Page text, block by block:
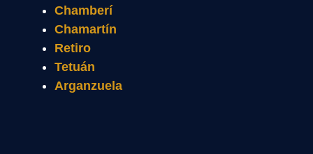
Chamberí
Chamartín
Retiro
Tetuán
Arganzuela